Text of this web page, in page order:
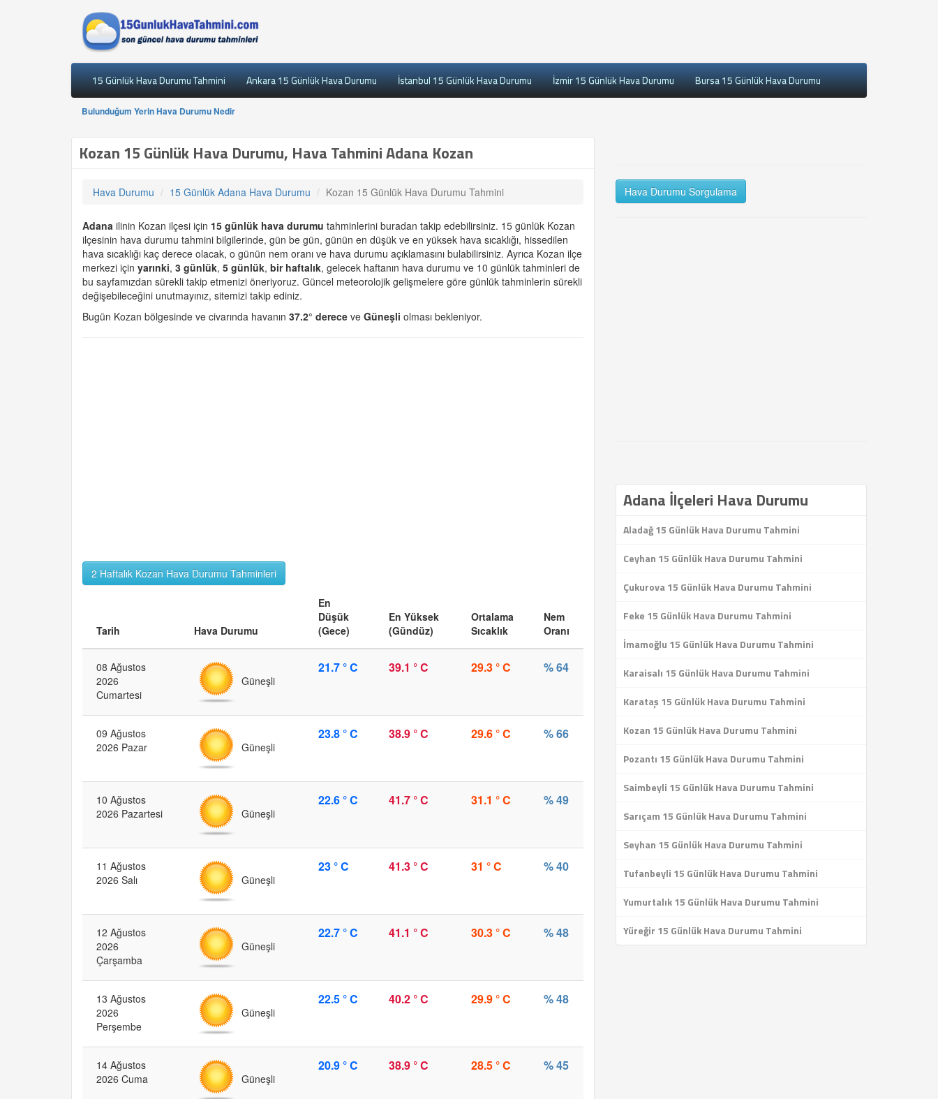
15 Günlük Hava Durumu Tahmini Ankara 15 Günlük Hava Durumu İstanbul 15 Günlük Hava Durumu İzmir 15 Günlük Hava Durumu Bursa 15 Günlük Hava Durumu
Bulunduğum Yerin Hava Durumu Nedir
Kozan 15 Günlük Hava Durumu, Hava Tahmini Adana Kozan
Hava Durumu 15 Günlük Adana Hava Durumu Kozan 15 Günlük Hava Durumu Tahmini
Adana ilinin Kozan ilçesi için 15 günlük hava durumu tahminlerini buradan takip edebilirsiniz. 15 günlük Kozan
ilçesinin hava durumu tahmini bilgilerinde, gün be gün, günün en düşük ve en yüksek hava sıcaklığı, hissedilen
hava sıcaklığı kaç derece olacak, o günün nem oranı ve hava durumu açıklamasını bulabilirsiniz. Ayrıca Kozan ilçe
merkezi için yarınki, 3 günlük, 5 günlük, bir haftalık, gelecek haftanın hava durumu ve 10 günlük tahminleri de
bu sayfamızdan sürekli takip etmenizi öneriyoruz. Güncel meteorolojik gelişmelere göre günlük tahminlerin sürekli
değişebileceğini unutmayınız, sitemizi takip ediniz.
Bugün Kozan bölgesinde ve civarında havanın 37.2° derece ve Güneşli olması bekleniyor.
2 Haftalık Kozan Hava Durumu Tahminleri
Tarih Hava Durumu
En
Düşük
(Gece)
En Yüksek
(Gündüz)
Ortalama
Sıcaklık
Nem
Oranı
08 Ağustos
2026
Cumartesi
Güneşli
21.7 ° C 39.1 ° C 29.3 ° C % 64
09 Ağustos
2026 Pazar
Güneşli
23.8 ° C 38.9 ° C 29.6 ° C % 66
10 Ağustos
2026 Pazartesi
Güneşli
22.6 ° C 41.7 ° C 31.1 ° C % 49
11 Ağustos
2026 Salı
Güneşli
23 ° C 41.3 ° C 31 ° C % 40
12 Ağustos
2026
Çarşamba
Güneşli
22.7 ° C 41.1 ° C 30.3 ° C % 48
13 Ağustos
2026
Perşembe
Güneşli
22.5 ° C 40.2 ° C 29.9 ° C % 48
14 Ağustos
2026 Cuma
Güneşli
20.9 ° C 38.9 ° C 28.5 ° C % 45
Hava Durumu Sorgulama
Adana İlçeleri Hava Durumu
Aladağ 15 Günlük Hava Durumu Tahmini
Ceyhan 15 Günlük Hava Durumu Tahmini
Çukurova 15 Günlük Hava Durumu Tahmini
Feke 15 Günlük Hava Durumu Tahmini
İmamoğlu 15 Günlük Hava Durumu Tahmini
Karaisalı 15 Günlük Hava Durumu Tahmini
Karataş 15 Günlük Hava Durumu Tahmini
Kozan 15 Günlük Hava Durumu Tahmini
Pozantı 15 Günlük Hava Durumu Tahmini
Saimbeyli 15 Günlük Hava Durumu Tahmini
Sarıçam 15 Günlük Hava Durumu Tahmini
Seyhan 15 Günlük Hava Durumu Tahmini
Tufanbeyli 15 Günlük Hava Durumu Tahmini
Yumurtalık 15 Günlük Hava Durumu Tahmini
Yüreğir 15 Günlük Hava Durumu Tahmini